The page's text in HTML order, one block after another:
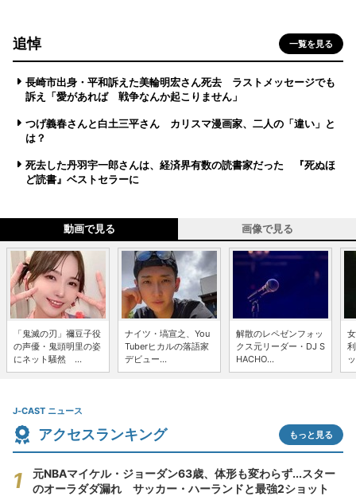
追悼 一覧を見る
長崎市出身・平和訴えた美輪明宏さん死去 ラストメッセージでも
訴え「愛があれば 戦争なんか起こりません」
つげ義春さんと白土三平さん カリスマ漫画家、二人の「違い」と
は？
死去した丹羽宇一郎さんは、経済界有数の読書家だった 『死ぬほ
ど読書』ベストセラーに
動画で見る 画像で見る
「鬼滅の刃」禰豆子役
の声優・鬼頭明里の姿
にネット騒然 ...
ナイツ・塙宣之、You
Tuberヒカルの落語家
デビュー...
解散のレペゼンフォッ
クス元リーダー・DJ S
HACHO...
J-CAST ニュース
アクセスランキング もっと見る
元NBAマイケル・ジョーダン63歳、体形も変わらず...スター
のオーラダダ漏れ サッカー・ハーランドと最強2ショット